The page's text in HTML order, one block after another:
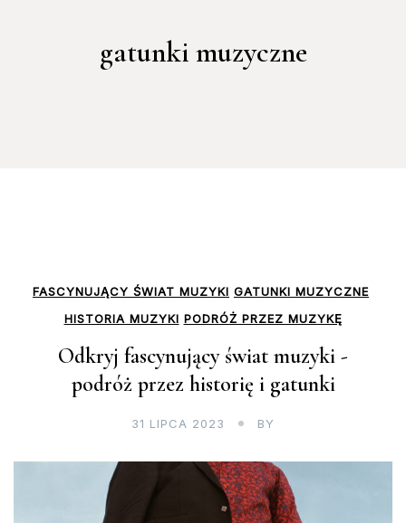
gatunki muzyczne
FASCYNUJĄCY ŚWIAT MUZYKI GATUNKI MUZYCZNE
HISTORIA MUZYKI PODRÓŻ PRZEZ MUZYKĘ
Odkryj fascynujący świat muzyki -
podróż przez historię i gatunki
31 LIPCA 2023 BY